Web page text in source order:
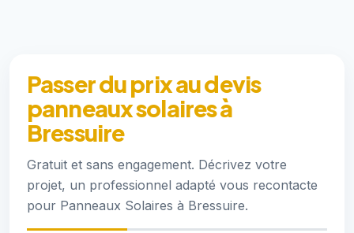
Passer du prix au devis
panneaux solaires à
Bressuire
Gratuit et sans engagement. Décrivez votre
projet, un professionnel adapté vous recontacte
pour Panneaux Solaires à Bressuire.